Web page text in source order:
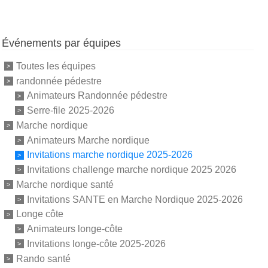
Événements par équipes
Toutes les équipes
randonnée pédestre
Animateurs Randonnée pédestre
Serre-file 2025-2026
Marche nordique
Animateurs Marche nordique
Invitations marche nordique 2025-2026
Invitations challenge marche nordique 2025 2026
Marche nordique santé
Invitations SANTE en Marche Nordique 2025-2026
Longe côte
Animateurs longe-côte
Invitations longe-côte 2025-2026
Rando santé